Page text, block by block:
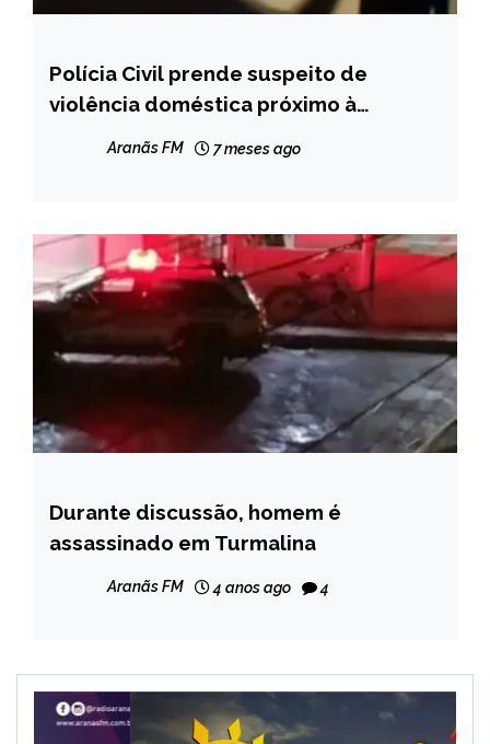
MINAS
GERAIS
NOTÍCIAS
Polícia Civil prende suspeito de
violência doméstica próximo à
Aranãs FM 7 meses ago
CAPELINHA
MINAS
Durante discussão, homem é
assassinado em Turmalina
Aranãs FM 4 anos ago 4